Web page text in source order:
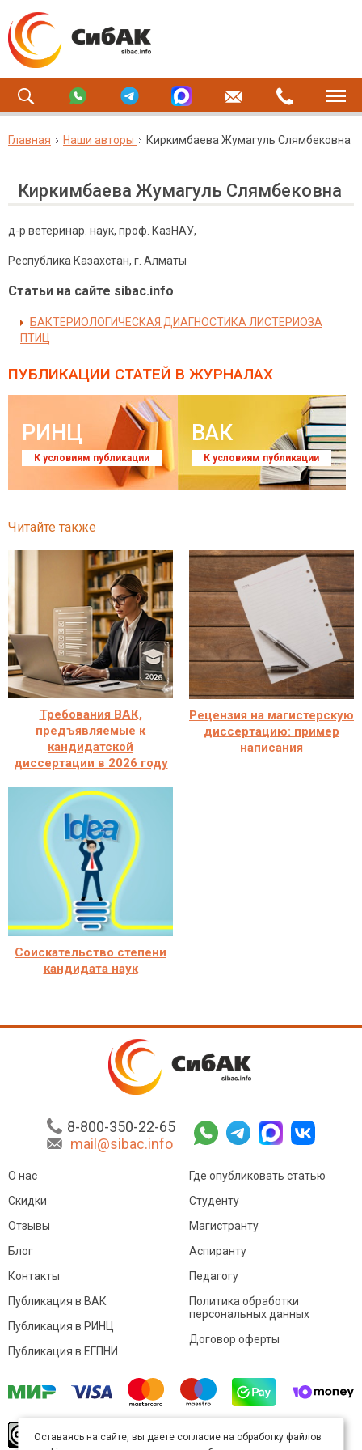
Главная Наши авторы Киркимбаева Жумагуль Слямбековна
Киркимбаева Жумагуль Слямбековна
д-р ветеринар. наук, проф. КазНАУ,
Республика Казахстан, г. Алматы
Статьи на сайте sibac.info
БАКТЕРИОЛОГИЧЕСКАЯ ДИАГНОСТИКА ЛИСТЕРИОЗА
ПТИЦ
ПУБЛИКАЦИИ СТАТЕЙ В ЖУРНАЛАХ
РИНЦ
К условиям публикации
ВАК
К условиям публикации
Читайте также
Требования ВАК,
предъявляемые к
кандидатской
диссертации в 2026 году
Рецензия на магистерскую
диссертацию: пример
написания
Соискательство степени
кандидата наук
8-800-350-22-65
mail@sibac.info
О нас
Скидки
Отзывы
Блог
Контакты
Где опубликовать статью
Студенту
Магистранту
Аспиранту
Педагогу
Публикация в ВАК
Публикация в РИНЦ
Публикация в ЕГПНИ
Политика обработки
персональных данных
Договор оферты
произведение доступно полицензии Creative
Оставаясь на сайте, вы даете согласие на обработку файлов